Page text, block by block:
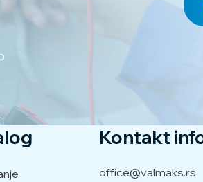
Kontakt
office@valmaks.rs